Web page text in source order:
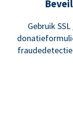
Gebruik
fraudedetectie